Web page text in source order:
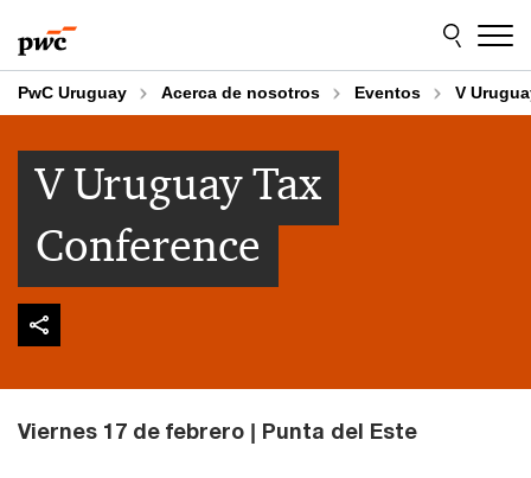
to
content
to
footer
PwC Uruguay Acerca de nosotros Eventos V
V Uruguay Tax
Conference
Viernes 17 de febrero | Punta del Este